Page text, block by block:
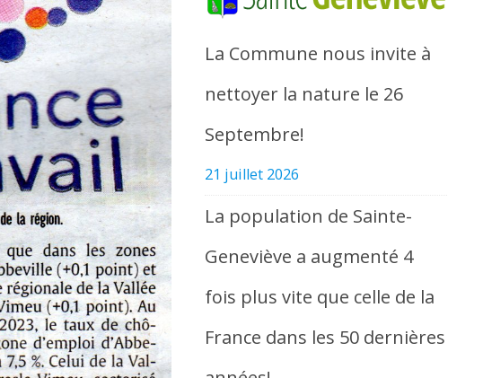
La Commune nous invite à
nettoyer la nature le 26
Septembre!
21 juillet 2026
La population de Sainte-
Geneviève a augmenté 4
fois plus vite que celle de la
France dans les 50 dernières